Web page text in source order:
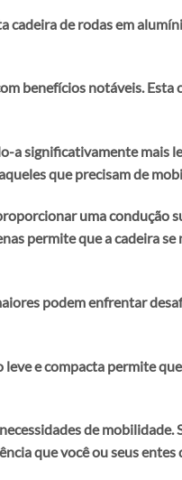
de rodas em
benefícios notáveis.
significativamente mais
que precisam de
uma condução
permite que a cadeira
podem enfrentar
e compacta permite
de mobilidade.
que você ou seus entes